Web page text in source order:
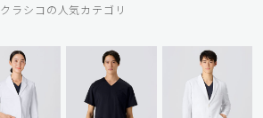
クラシコの人気カテゴリ